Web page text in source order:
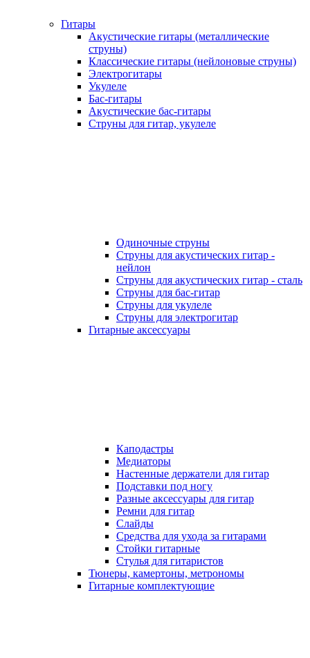
Гитары
Акустические гитары (металлические
струны)
Классические гитары (нейлоновые струны)
Электрогитары
Укулеле
Бас-гитары
Акустические бас-гитары
Струны для гитар, укулеле
Одиночные струны
Струны для акустических гитар -
нейлон
Струны для акустических гитар - сталь
Струны для бас-гитар
Струны для укулеле
Струны для электрогитар
Гитарные аксессуары
Каподастры
Медиаторы
Настенные держатели для гитар
Подставки под ногу
Разные аксессуары для гитар
Ремни для гитар
Слайды
Средства для ухода за гитарами
Стойки гитарные
Стулья для гитаристов
Тюнеры, камертоны, метрономы
Гитарные комплектующие